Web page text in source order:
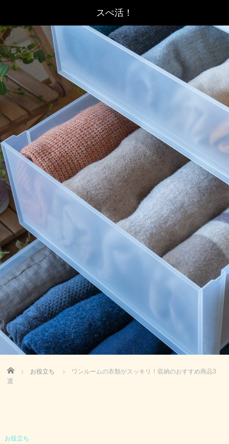
Home お役立ち
ワンルームの衣類がスッキリ！収納のおすすめ商品3
選
お役立ち